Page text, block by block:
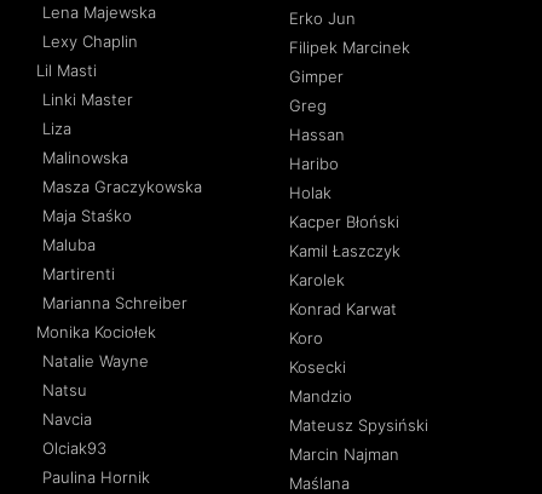
Lena Majewska
Lexy Chaplin
Lil Masti
Linki Master
Liza
Malinowska
Masza Graczykowska
Maja Staśko
Maluba
Martirenti
Marianna Schreiber
Monika Kociołek
Natalie Wayne
Natsu
Navcia
Olciak93
Paulina Hornik
Erko Jun
Filipek Marcinek
Gimper
Greg
Hassan
Haribo
Holak
Kacper Błoński
Kamil Łaszczyk
Karolek
Konrad Karwat
Koro
Kosecki
Mandzio
Mateusz Spysiński
Marcin Najman
Maślana